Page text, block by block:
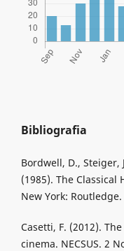
Bibliografia
Bordwell, D., Steiger,
(1985). The Classical
New York: Routledge.
Casetti, F. (2012).
cinema. NECSUS. 2